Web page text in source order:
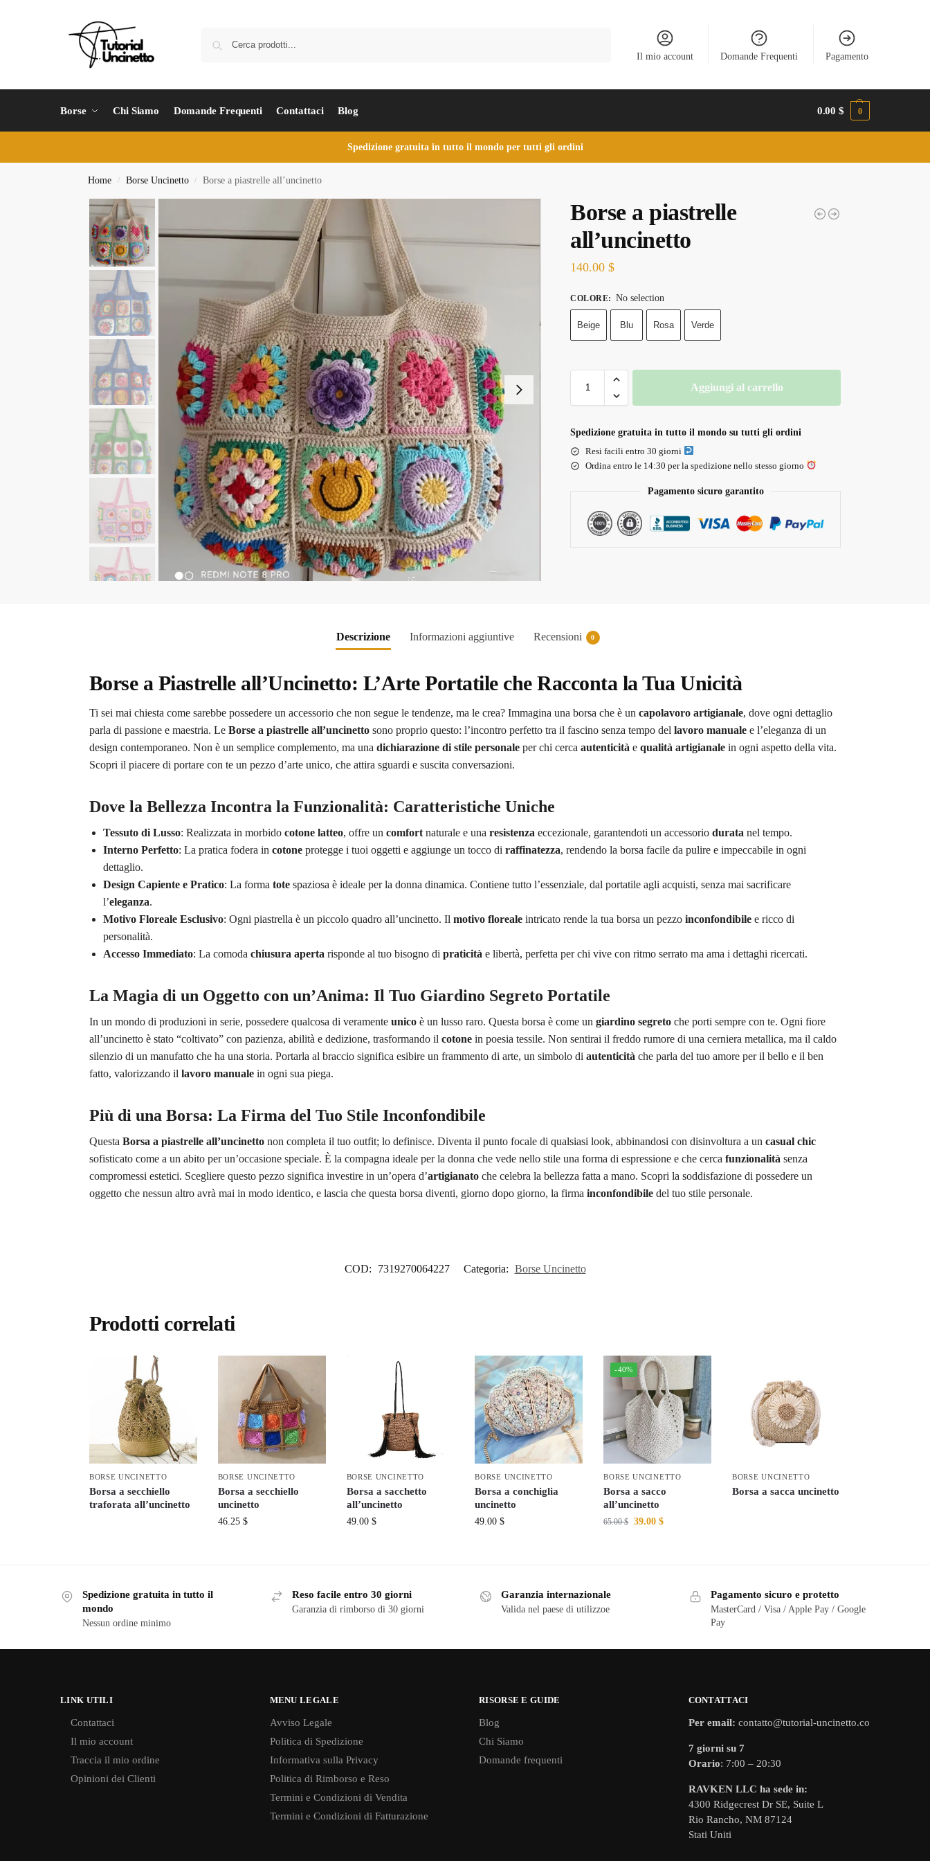
Il mio account Domande Frequenti Pagamento
Borse Chi Siamo Domande Frequenti Contattaci Blog 0.00$ 0
Spedizione gratuita in tutto il mondo per tutti gli ordini
Home / Borse Uncinetto / Borse a piastrelle all’uncinetto
Borse a piastrelle
all’uncinetto
140.00$
COLORE: No selection
Beige Blu Rosa Verde
Aggiungi al carrello
Spedizione gratuita in tutto il mondo su tutti gli ordini
Resi facili entro 30 giorni
Ordina entro le 14:30 per la spedizione nello stesso giorno
Pagamento sicuro garantito
Descrizione Informazioni aggiuntive Recensioni 0
Borse a Piastrelle all’Uncinetto: L’Arte Portatile che Racconta la Tua Unicità
Ti sei mai chiesta come sarebbe possedere un accessorio che non segue le tendenze, ma le crea? Immagina una borsa che è un capolavoro artigianale, dove ogni dettaglio
parla di passione e maestria. Le Borse a piastrelle all’uncinettosono proprio questo: l’incontro perfetto tra il fascino senza tempo del lavoro manualee l’eleganza di un
design contemporaneo. Non è un semplice complemento, ma una dichiarazione di stile personaleper chi cerca autenticità e qualità artigianalein ogni aspetto della vita.
Scopri il piacere di portare con te un pezzo d’arte unico, che attira sguardi e suscita conversazioni.
Dove la Bellezza Incontra la Funzionalità: Caratteristiche Uniche
Tessuto di Lusso: Realizzata in morbido cotone latteo, offre un comfortnaturale e una resistenza eccezionale, garantendoti un accessorio durata nel tempo.
Interno Perfetto: La pratica fodera in cotoneprotegge i tuoi oggetti e aggiunge un tocco di raffinatezza, rendendo la borsa facile da pulire e impeccabile in ogni
dettaglio.
Design Capiente e Pratico: La forma totespaziosa è ideale per la donna dinamica. Contiene tutto l’essenziale, dal portatile agli acquisti, senza mai sacrificare
l’eleganza.
Motivo Floreale Esclusivo: Ogni piastrella è un piccolo quadro all’uncinetto. Il motivo florealeintricato rende la tua borsa un pezzo inconfondibilee ricco di
personalità.
Accesso Immediato: La comoda chiusura aperta risponde al tuo bisogno di praticità e libertà, perfetta per chi vive con ritmo serrato ma ama i dettaghi ricercati.
La Magia di un Oggetto con un’Anima: Il Tuo Giardino Segreto Portatile
In un mondo di produzioni in serie, possedere qualcosa di veramente unicoè un lusso raro. Questa borsa è come un giardino segretoche porti sempre con te. Ogni fiore
all’uncinetto è stato “coltivato” con pazienza, abilità e dedizione, trasformando il cotonein poesia tessile. Non sentirai il freddo rumore di una cerniera metallica, ma il caldo
silenzio di un manufatto che ha una storia. Portarla al braccio significa esibire un frammento di arte, un simbolo di autenticità che parla del tuo amore per il bello e il ben
fatto, valorizzando il lavoro manualein ogni sua piega.
Più di una Borsa: La Firma del Tuo Stile Inconfondibile
Questa Borsa a piastrelle all’uncinettonon completa il tuo outfit; lo definisce. Diventa il punto focale di qualsiasi look, abbinandosi con disinvoltura a un casual chic
sofisticato come a un abito per un’occasione speciale. È la compagna ideale per la donna che vede nello stile una forma di espressione e che cerca funzionalità senza
compromessi estetici. Scegliere questo pezzo significa investire in un’opera d’artigianatoche celebra la bellezza fatta a mano. Scopri la soddisfazione di possedere un
oggetto che nessun altro avrà mai in modo identico, e lascia che questa borsa diventi, giorno dopo giorno, la firma inconfondibiledel tuo stile personale.
COD: 7319270064227 Categoria: Borse Uncinetto
Prodotti correlati
BORSE UNCINETTO
Borsa a secchiello
traforata all’uncinetto
BORSE UNCINETTO
Borsa a secchiello
uncinetto
46.25 $
BORSE UNCINETTO
Borsa a sacchetto
all’uncinetto
49.00 $
BORSE UNCINETTO
Borsa a conchiglia
uncinetto
49.00$
-40%
BORSE UNCINETTO
Borsa a sacco
all’uncinetto
65.00$ 39.00$
BORSE UNCINETTO
Borsa a sacca uncinetto
Spedizione gratuita in tutto il
mondo
Nessun ordine minimo
Reso facile entro 30 giorni
Garanzia di rimborso di 30 giorni
Garanzia internazionale
Valida nel paese di utilizzoe
Pagamento sicuro e protetto
MasterCard / Visa / Apple Pay / Google
Pay
LINK UTILI
Contattaci
Il mio account
Traccia il mio ordine
Opinioni dei Clienti
MENU LEGALE
Avviso Legale
Politica di Spedizione
Informativa sulla Privacy
Politica di Rimborso e Reso
Termini e Condizioni di Vendita
Termini e Condizioni di Fatturazione
RISORSE E GUIDE
Blog
Chi Siamo
Domande frequenti
CONTATTACI
Per email: contatto@tutorial-uncinetto.co
7 giorni su 7
Orario: 7:00 – 20:30
RAVKEN LLC ha sede in:
4300 Ridgecrest Dr SE, Suite L
Rio Rancho, NM 87124
Stati Uniti